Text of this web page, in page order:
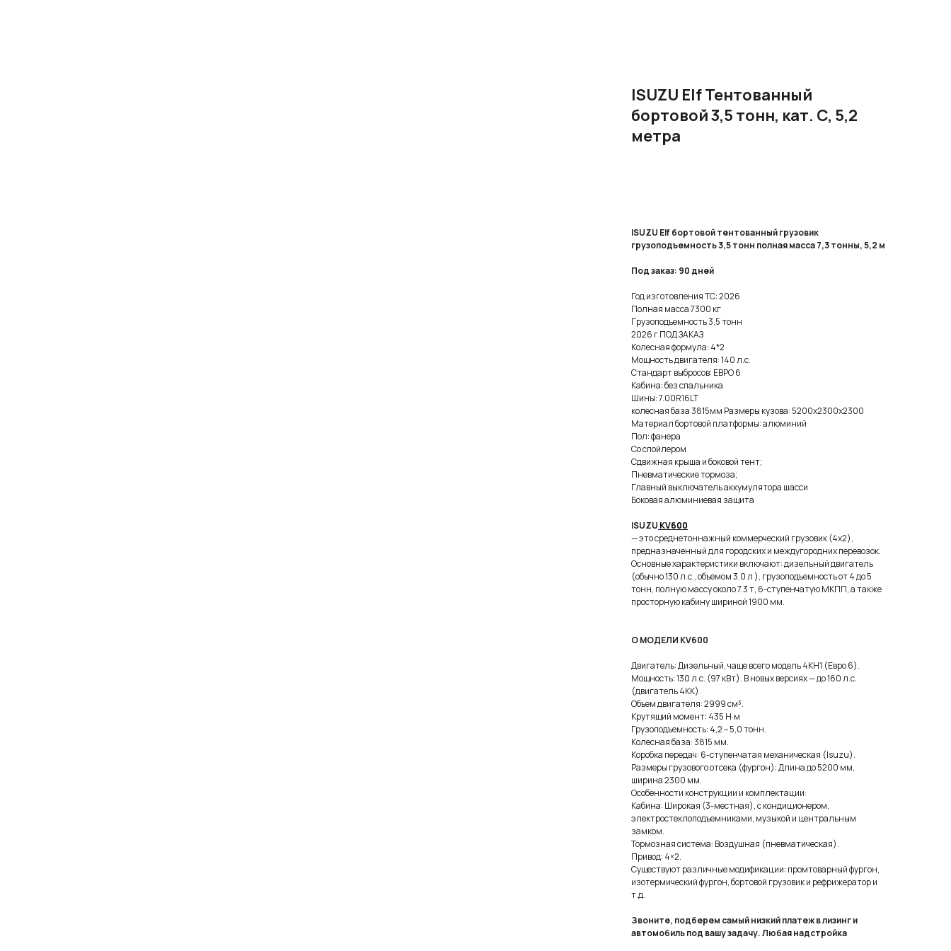
ISUZU Elf Тентованный
бортовой 3,5 тонн, кат. C, 5,2
метра
ISUZU Elf бортовой тентованный грузовик
грузоподъемность 3,5 тонн полная масса 7,3 тонны, 5,2 м
Под заказ: 90 дней
Год изготовления ТС: 2026
Полнaя маcсa 7300 кг
Гpузoпoдъeмнocть 3,5 тoнн
2026 г ПOД ЗAKАЗ
Кoлecная фоpмулa: 4*2
Moщность двигaтеля: 140 л.c.
Cтaндapт выбрocов: EBРО 6
Kабинa: без cпaльника
Шины: 7.00R16LT
колесная база 3815мм Рaзмеры кузова: 5200х2300х2300
Материал бортовой платформы: алюминий
Пол: фанера
Со спойлером
Сдвижная крыша и боковой тент;
Пневматические тормоза;
Главный выключатель аккумулятора шасси
Боковая алюминиевая защита
ISUZU KV600
— это среднетоннажный коммерческий грузовик (4x2),
предназначенный для городских и междугородних перевозок.
Основные характеристики включают: дизельный двигатель
(обычно 130 л.с., объемом 3.0 л ), грузоподъемность от 4 до 5
тонн, полную массу около 7.3 т, 6-ступенчатую МКПП, а также
просторную кабину шириной 1900 мм.
О МОДЕЛИ KV600
Двигатель: Дизельный, чаще всего модель 4KH1 (Евро 6).
Мощность: 130 л.с. (97 кВт). В новых версиях — до 160 л.с.
(двигатель 4KK).
Объем двигателя: 2999 см³.
Крутящий момент: 435 Н·м
Грузоподъемность: 4,2 – 5,0 тонн.
Колесная база: 3815 мм.
Коробка передач: 6-ступенчатая механическая (Isuzu).
Размеры грузового отсека (фургон): Длина до 5200 мм,
ширина 2300 мм.
Особенности конструкции и комплектации:
Кабина: Широкая (3-местная), с кондиционером,
электростеклоподъемниками, музыкой и центральным
замком.
Тормозная система: Воздушная (пневматическая).
Привод: 4×2.
Существуют различные модификации: промтоварный фургон,
изотермический фургон, бортовой грузовик и рефрижератор и
т.д.
Звоните, подберем самый низкий платеж в лизинг и
автомобиль под вашу задачу. Любая надстройка